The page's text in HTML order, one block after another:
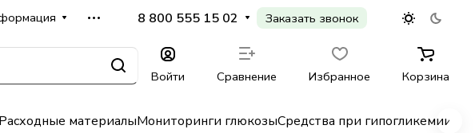
8 800 555 15 02 Заказать звонок
Войти Сравнение Избранное Корзина
Расходные материалыМониторинги глюкозыСредства при гипогликемии